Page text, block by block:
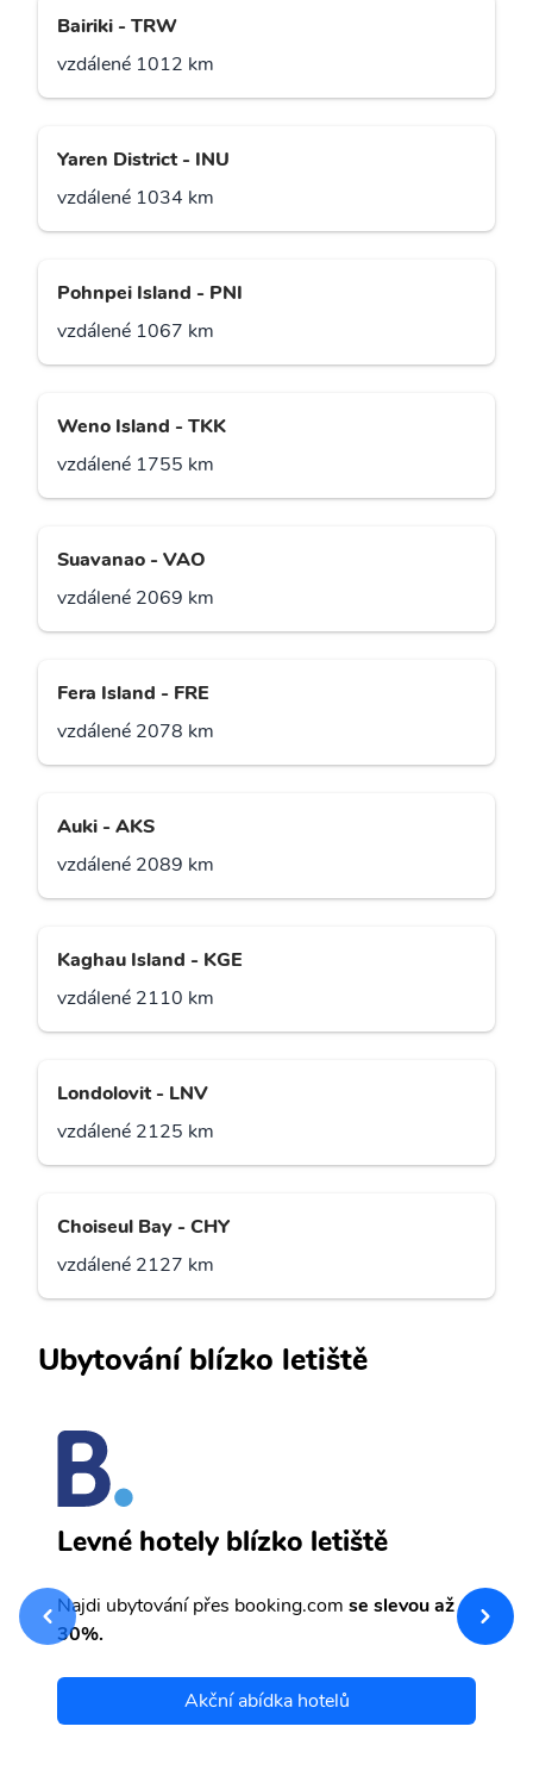
Bairiki - TRW
vzdálené 1012 km
Yaren District - INU
vzdálené 1034 km
Pohnpei Island - PNI
vzdálené 1067 km
Weno Island - TKK
vzdálené 1755 km
Suavanao - VAO
vzdálené 2069 km
Fera Island - FRE
vzdálené 2078 km
Auki - AKS
vzdálené 2089 km
Kaghau Island - KGE
vzdálené 2110 km
Londolovit - LNV
vzdálené 2125 km
Choiseul Bay - CHY
vzdálené 2127 km
Ubytování blízko letiště
Levné hotely blízko letiště
Najdi ubytování přes booking.com se slevou až
30%.
Akční abídka hotelů